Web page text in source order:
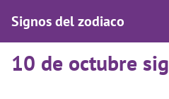
Signos del zodiaco
10 de octubre